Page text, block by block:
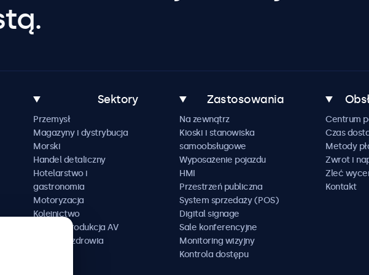
Sektory
Przemysł
Magazyny i dystrybucja
Morski
Handel detaliczny
Hotelarstwo i
gastronomia
Motoryzacja
Kolejnictwo
Media i produkcja AV
Ochrona zdrowia
Zastosowania
Na zewnątrz
Kioski i stanowiska
samoobsługowe
Wyposażenie pojazdu
HMI
Przestrzeń publiczna
System sprzedaży (POS)
Digital signage
Sale konferencyjne
Monitoring wizyjny
Kontrola dostępu
Centrum
Czas
Metody
Zwrot i
Zleć
Kontakt